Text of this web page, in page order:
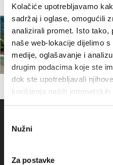
Kolačiće upotrebljavamo
sadržaj i oglase, omogućili
analizirali promet. Isto tako,
naše web-lokacije dijelimo
medije, oglašavanje i
drugim podacima koje ste
dok ste upotrebljavali
korištenja naših
pristanka
Nužni
Za postavke